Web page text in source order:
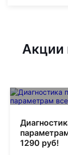
Акции
1290 руб!